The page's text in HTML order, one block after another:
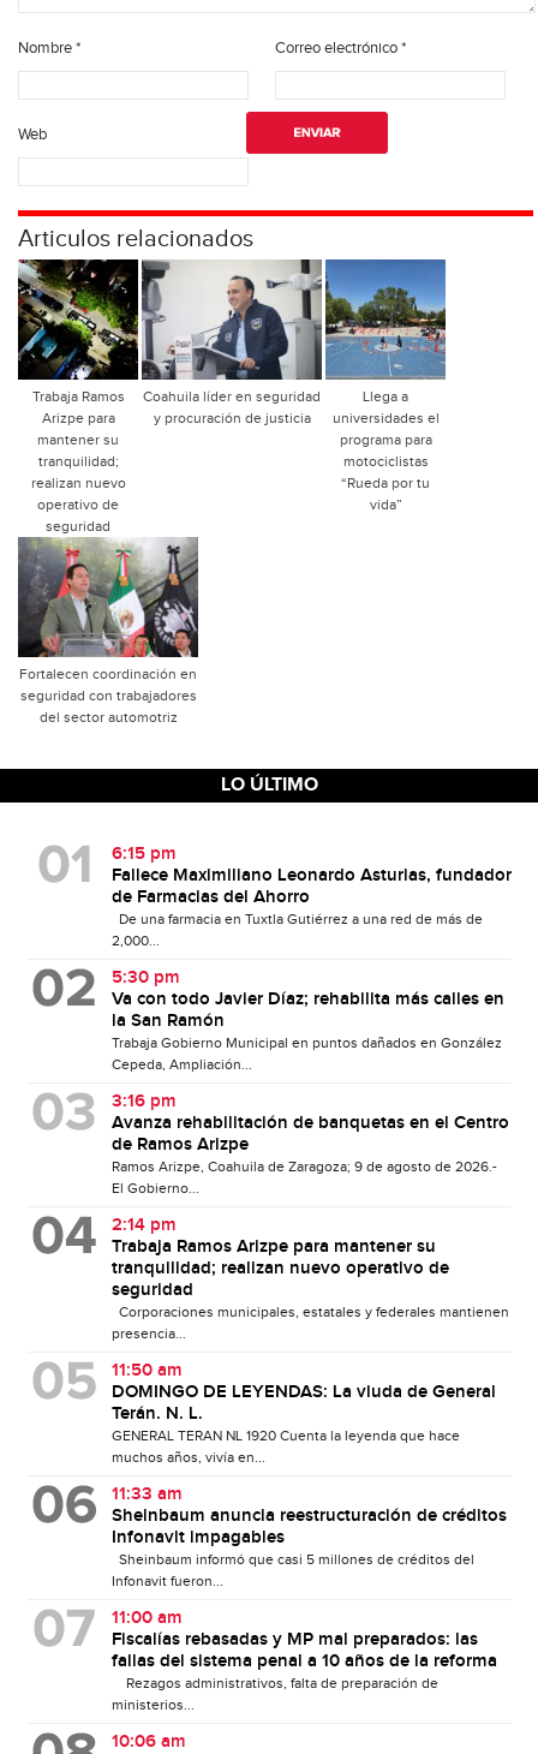
Nombre* Correo electrónico*
Web
Articulos relacionados
Trabaja Ramos
Arizpe para
mantener su
tranquilidad;
realizan nuevo
operativo de
seguridad
Coahuila líder en seguridad
y procuración de justicia
Llega a
universidades el
programa para
motociclistas
“Rueda por tu
vida”
Fortalecen coordinación en
seguridad con trabajadores
del sector automotriz
LO ÚLTIMO
6:15 pm
Fallece Maximiliano Leonardo Asturias, fundador
de Farmacias del Ahorro
De una farmacia en Tuxtla Gutiérrez a una red de más de
2,000...
5:30 pm
Va con todo Javier Díaz; rehabilita más calles en
la San Ramón
Trabaja Gobierno Municipal en puntos dañados en González
Cepeda, Ampliación...
3:16 pm
Avanza rehabilitación de banquetas en el Centro
de Ramos Arizpe
Ramos Arizpe, Coahuila de Zaragoza; 9 de agosto de 2026.-
El Gobierno...
2:14 pm
Trabaja Ramos Arizpe para mantener su
tranquilidad; realizan nuevo operativo de
seguridad
Corporaciones municipales, estatales y federales mantienen
presencia...
11:50 am
DOMINGO DE LEYENDAS: La viuda de General
Terán. N. L.
GENERAL TERAN NL 1920 Cuenta la leyenda que hace
muchos años, vivía en...
11:33 am
Sheinbaum anuncia reestructuración de créditos
Infonavit impagables
Sheinbaum informó que casi 5 millones de créditos del
Infonavit fueron...
11:00 am
Fiscalías rebasadas y MP mal preparados: las
fallas del sistema penal a 10 años de la reforma
Rezagos administrativos, falta de preparación de
ministerios...
10:06 am